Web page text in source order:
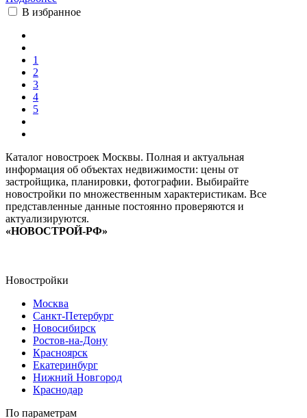
В избранное
1
2
3
4
5
Каталог новостроек Москвы. Полная и актуальная
информация об объектах недвижимости: цены от
застройщика, планировки, фотографии. Выбирайте
новостройки по множественным характеристикам. Все
представленные данные постоянно проверяются и
актуализируются.
«НОВОСТРОЙ-РФ»
Новостройки
Москва
Санкт-Петербург
Новосибирск
Ростов-на-Дону
Красноярск
Екатеринбург
Нижний Новгород
Краснодар
По параметрам